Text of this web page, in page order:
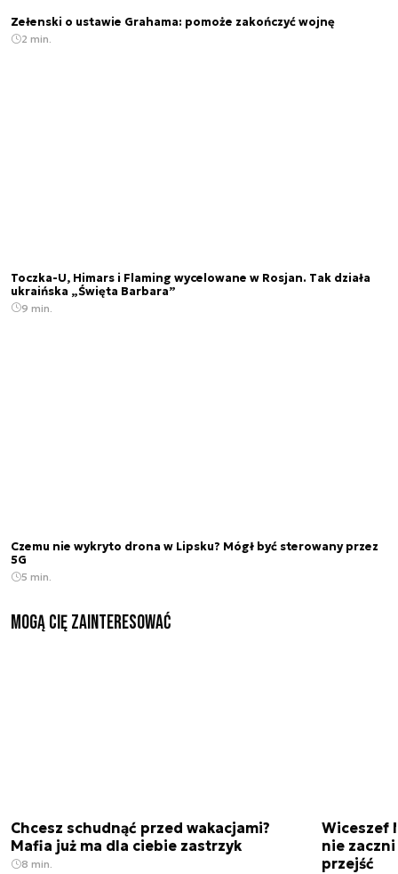
Zełenski o ustawie Grahama: pomoże zakończyć wojnę
2 min.
Toczka-U, Himars i Flaming wycelowane w Rosjan. Tak działa
ukraińska „Święta Barbara”
9 min.
Czemu nie wykryto drona w Lipsku? Mógł być sterowany przez
5G
5 min.
Mogą Cię zainteresować
Chcesz schudnąć przed wakacjami?
Mafia już ma dla ciebie zastrzyk
8 min.
Wiceszef
nie
przejść